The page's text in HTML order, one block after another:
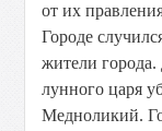
от их
Городе
жители
лунного царя
Медноликий.